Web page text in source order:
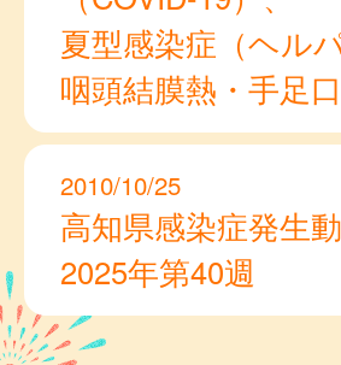
夏型感染症（ヘル
咽頭結膜熱・手足
2010/10/25
高知県感染症発生
2025年第40週